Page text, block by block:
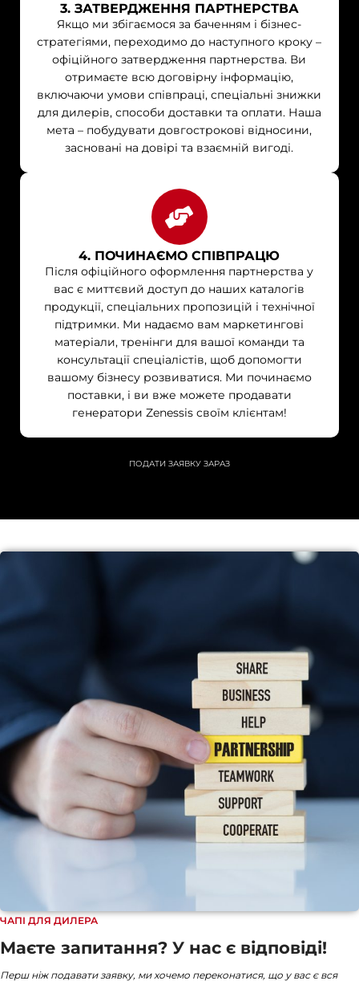
3. ЗАТВЕРДЖЕННЯ ПАРТНЕРСТВА
Якщо ми збігаємося за баченням і бізнес-
стратегіями, переходимо до наступного кроку –
офіційного затвердження партнерства. Ви
отримаєте всю договірну інформацію,
включаючи умови співпраці, спеціальні знижки
для дилерів, способи доставки та оплати. Наша
мета – побудувати довгострокові відносини,
засновані на довірі та взаємній вигоді.
4. ПОЧИНАЄМО СПІВПРАЦЮ
Після офіційного оформлення партнерства у
вас є миттєвий доступ до наших каталогів
продукції, спеціальних пропозицій і технічної
підтримки. Ми надаємо вам маркетингові
матеріали, тренінги для вашої команди та
консультації спеціалістів, щоб допомогти
вашому бізнесу розвиватися. Ми починаємо
поставки, і ви вже можете продавати
генератори Zenessis своїм клієнтам!
ПОДАТИ ЗАЯВКУ ЗАРАЗ
ЧАПІ ДЛЯ ДИЛЕРА
Маєте запитання? У нас є відповіді!
Перш ніж подавати заявку, ми хочемо переконатися, що у вас є вся